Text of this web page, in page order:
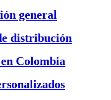
general
distribución
Colombia